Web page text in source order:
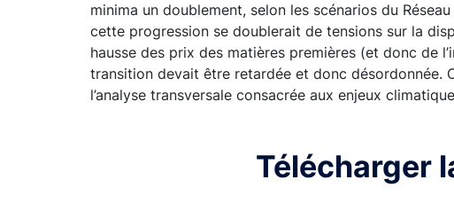
minima un doublement, selon les scénarios du
cette progression se doublerait de tensions sur la
hausse des prix des matières premières (et donc de
transition devait être retardée et donc désordonnée.
l’analyse transversale consacrée aux enjeux
Télécharger